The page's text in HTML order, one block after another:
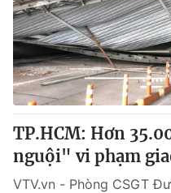
TP.HCM: Hơn
nguội" vi phạm
VTV.vn - Phòng CSGT